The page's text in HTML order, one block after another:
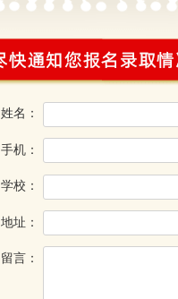
姓名：
手机：
学校：
地址：
留言：